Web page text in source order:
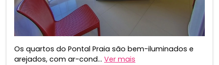
Os quartos do Pontal Praia são bem-iluminados e
arejados, com ar-cond... Ver mais